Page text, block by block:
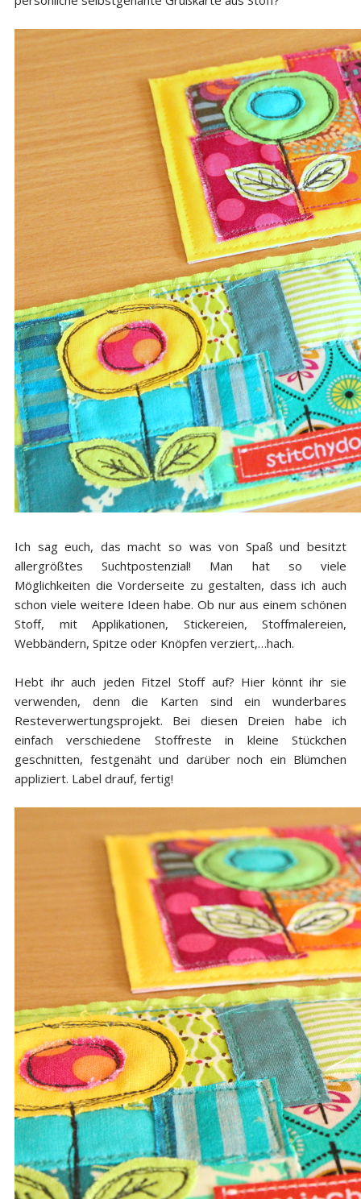
Ich sag euch, das macht so was von Spaß und besitzt
allergrößtes Suchtpostenzial! Man hat so viele
Möglichkeiten die Vorderseite zu gestalten, dass ich auch
schon viele weitere Ideen habe. Ob nur aus einem schönen
Stoff, mit Applikationen, Stickereien, Stoffmalereien,
Webbändern, Spitze oder Knöpfen verziert,…hach.
Hebt ihr auch jeden Fitzel Stoff auf? Hier könnt ihr sie
verwenden, denn die Karten sind ein wunderbares
Resteverwertungsprojekt. Bei diesen Dreien habe ich
einfach verschiedene Stoffreste in kleine Stückchen
geschnitten, festgenäht und darüber noch ein Blümchen
appliziert. Label drauf, fertig!